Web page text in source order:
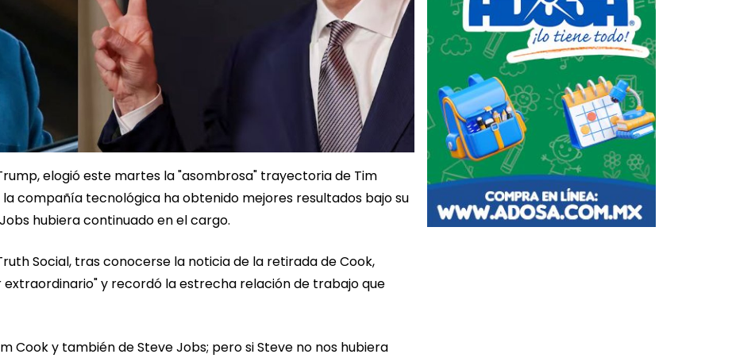
elogió este martes la "asombrosa" trayectoria de Tim
compañía tecnológica ha obtenido mejores resultados bajo su
hubiera continuado en el cargo.
Social, tras conocerse la noticia de la retirada de Cook,
y recordó la estrecha relación de trabajo que
Cook y también de Steve Jobs; pero si Steve no nos hubiera